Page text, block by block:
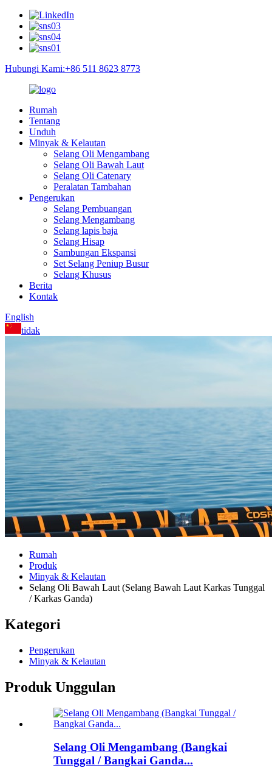
Hubungi Kami:+86 511 8623 8773
Rumah
Tentang
Unduh
Minyak & Kelautan
Selang Oli Mengambang
Selang Oli Bawah Laut
Selang Oli Catenary
Peralatan Tambahan
Pengerukan
Selang Pembuangan
Selang Mengambang
Selang lapis baja
Selang Hisap
Sambungan Ekspansi
Set Selang Peniup Busur
Selang Khusus
Berita
Kontak
English
tidak
Rumah
Produk
Minyak & Kelautan
Selang Oli Bawah Laut (Selang Bawah Laut Karkas Tunggal
/ Karkas Ganda)
Kategori
Pengerukan
Minyak & Kelautan
Produk Unggulan
Selang Oli Mengambang (Bangkai
Tunggal / Bangkai Ganda...